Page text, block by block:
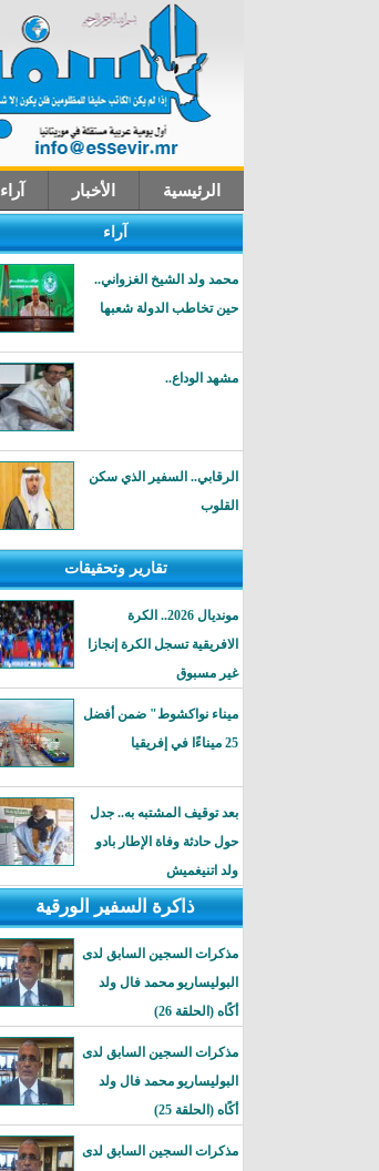
الرئيسية الأخبار آراء
آراء
محمد ولد الشيخ الغزواني..
حين تخاطب الدولة شعبها
مشهد الوداع..
الرقابي.. السفير الذي سكن
القلوب
تقارير وتحقيقات
مونديال 2026.. الكرة
الافريقية تسجل الكرة إنجازا
غير مسبوق
ميناء نواكشوط" ضمن أفضل
25 ميناءًا في إفريقيا
بعد توقيف المشتبه به.. جدل
حول حادثة وفاة الإطار بادو
ولد اتنيغميش
ذاكرة السفير الورقية
مذكرات السجين السابق لدى
البوليساريو محمد فال ولد
أكًاه (الحلقة 26)
مذكرات السجين السابق لدى
البوليساريو محمد فال ولد
أكًاه (الحلقة 25)
مذكرات السجين السابق لدى